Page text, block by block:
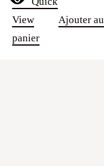
View
Ajouter au
panier